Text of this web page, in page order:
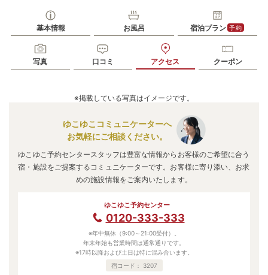
基本情報 お風呂 宿泊プラン 予約
写真 口コミ アクセス クーポン
※掲載している写真はイメージです。
ゆこゆこコミュニケーターへ
お気軽にご相談ください。
ゆこゆこ予約センタースタッフは豊富な情報からお客様のご希望に合う
宿・施設をご提案するコミュニケーターです。お客様に寄り添い、お求
めの施設情報をご案内いたします。
ゆこゆこ予約センター
0120-333-333
※年中無休（9:00～21:00受付）。
年末年始も営業時間は通常通りです。
※17時以降および土日は特に混み合います。
宿コード：
3207